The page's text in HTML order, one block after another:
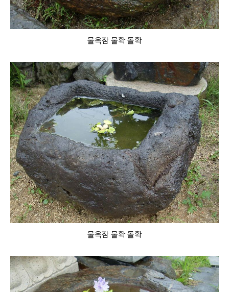
물옥잠 물확 돌확
물옥잠 물확 돌확